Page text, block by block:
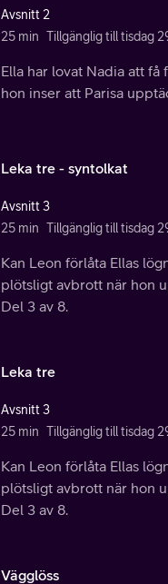
Avsnitt 2
25 min Tillgänglig till tisdag
Ella har lovat Nadia att få
hon inser att Parisa
Leka tre - syntolkat
Avsnitt 3
25 min Tillgänglig till tisdag
Kan Leon förlåta Ellas
plötsligt avbrott när hon
Del 3 av 8.
Leka tre
Avsnitt 3
25 min Tillgänglig till tisdag
Kan Leon förlåta Ellas
plötsligt avbrott när hon
Del 3 av 8.
Vägglöss